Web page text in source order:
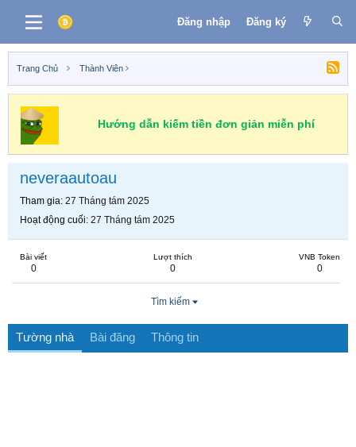
Đăng nhập Đăng ký
Trang Chủ Thành Viên
Hướng dẫn kiếm tiền đơn giản miễn phí
neveraautoau
Tham gia 27 Tháng tám 2025
Hoạt động cuối 27 Tháng tám 2025
Bài viết
0
Lượt thích
0
VNB Token
0
Tìm kiếm
Tường nhà Bài đăng Thông tin